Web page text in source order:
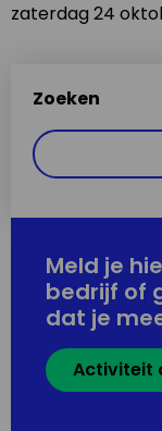
zaterdag 24
Zoeken
Meld je
bedrijf of
dat je
Activiteit